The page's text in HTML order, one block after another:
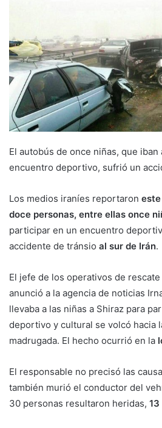
El autobús de once niñas, que
encuentro deportivo, sufrió un
Los medios iraníes reportaron
doce personas, entre ellas once
participar en un encuentro
accidente de tránsio al sur de Irán.
El jefe de los operativos de rescate
anunció a la agencia de noticias
llevaba a las niñas a Shiraz para
deportivo y cultural se volcó hacia
madrugada. El hecho ocurrió en la
El responsable no precisó las
también murió el conductor del
30 personas resultaron heridas,